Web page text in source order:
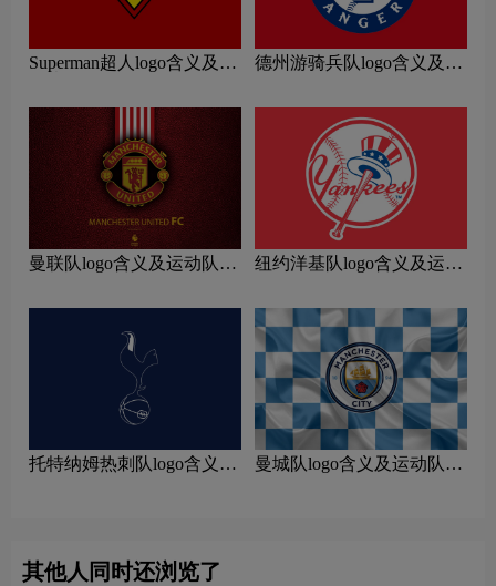
Superman超人logo含义及运
德州游骑兵队logo含义及运
曼联队logo含义及运动队品
纽约洋基队logo含义及运动
托特纳姆热刺队logo含义及
曼城队logo含义及运动队品
其他人同时还浏览了